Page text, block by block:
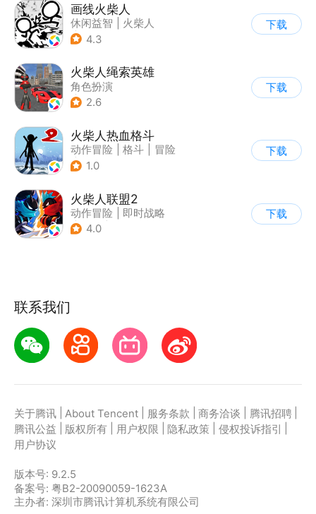
画线火柴人
休闲益智
火柴人
| DIY
4.3
下载
火柴人绳索英雄
角色扮演
| 第三人称射击
2.6
下载
火柴人热血格斗
动作冒险 格斗
冒险
| 火柴人
1.0
下载
火柴人联盟2
动作冒险
即时战略
| 冒险
4.0
下载
联系我们
关于腾讯 About Tencent 服务条款 商务洽谈 腾讯招聘
腾讯公益
版权所有 用户权限 隐私政策 侵权投诉指引
用户协议
版本号: 9.2.5
备案号: 粤B2-20090059-1623A
主办者: 深圳市腾讯计算机系统有限公司